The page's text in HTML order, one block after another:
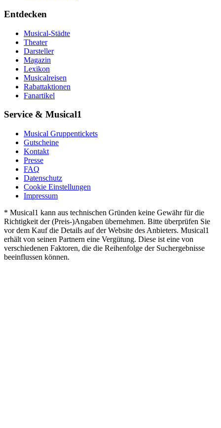
Entdecken
Musical-Städte
Theater
Darsteller
Magazin
Lexikon
Musicalreisen
Rabattaktionen
Fanartikel
Service & Musical1
Musical Gruppentickets
Gutscheine
Kontakt
Presse
FAQ
Datenschutz
Cookie Einstellungen
Impressum
* Musical1 kann aus technischen Gründen keine Gewähr für die
Richtigkeit der (Preis-)Angaben übernehmen. Bitte überprüfen Sie
vor dem Kauf die Details auf der Website des Anbieters. Musical1
erhält von seinen Partnern eine Vergütung. Diese ist eine von
verschiedenen Faktoren, die die Reihenfolge der Suchergebnisse
beeinflussen können.